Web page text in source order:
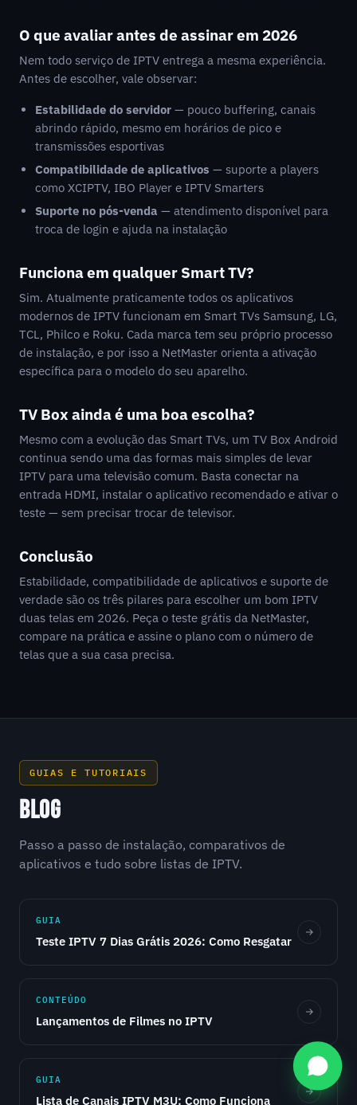
O que avaliar antes de assinar em 2026
Nem todo serviço de IPTV entrega a mesma experiência.
Antes de escolher, vale observar:
Estabilidade do servidor — pouco buffering, canais
abrindo rápido, mesmo em horários de pico e
transmissões esportivas
Compatibilidade de aplicativos — suporte a players
como XCIPTV, IBO Player e IPTV Smarters
Suporte no pós-venda — atendimento disponível para
troca de login e ajuda na instalação
Funciona em qualquer Smart TV?
Sim. Atualmente praticamente todos os aplicativos
modernos de IPTV funcionam em Smart TVs Samsung, LG,
TCL, Philco e Roku. Cada marca tem seu próprio processo
de instalação, e por isso a NetMaster orienta a ativação
específica para o modelo do seu aparelho.
TV Box ainda é uma boa escolha?
Mesmo com a evolução das Smart TVs, um TV Box Android
continua sendo uma das formas mais simples de levar
IPTV para uma televisão comum. Basta conectar na
entrada HDMI, instalar o aplicativo recomendado e ativar o
teste — sem precisar trocar de televisor.
Conclusão
Estabilidade, compatibilidade de aplicativos e suporte de
verdade são os três pilares para escolher um bom IPTV
duas telas em 2026. Peça o teste grátis da NetMaster,
compare na prática e assine o plano com o número de
telas que a sua casa precisa.
GUIAS E TUTORIAIS
BLOG
Passo a passo de instalação, comparativos de
aplicativos e tudo sobre listas de IPTV.
GUIA
Teste IPTV 7 Dias Grátis 2026: Como Resgatar
CONTEÚDO
Lançamentos de Filmes no IPTV
GUIA
Lista de Canais IPTV M3U: Como Funciona